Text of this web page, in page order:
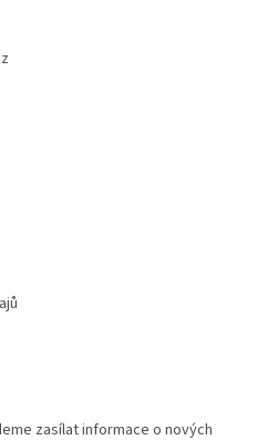
zasílat informace o nových